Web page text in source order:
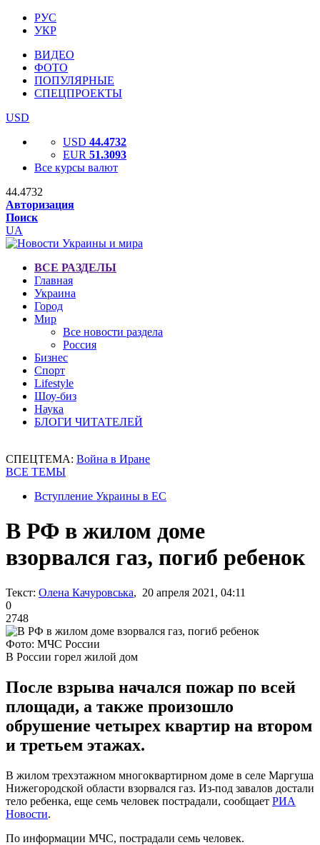
РУС
УКР
ВИДЕО
ФОТО
ПОПУЛЯРНЫЕ
СПЕЦПРОЕКТЫ
USD
USD 44.4732
EUR 51.3093
Все курсы валют
44.4732
Авторизация
Поиск
UA
ВСЕ РАЗДЕЛЫ
Главная
Украина
Город
Мир
Все новости раздела
Россия
Бизнес
Спорт
Lifestyle
Шоу-биз
Наука
БЛОГИ ЧИТАТЕЛЕЙ
СПЕЦТЕМА: Война в Иране
ВСЕ ТЕМЫ
Вступление Украины в ЕС
В РФ в жилом доме
взорвался газ, погиб ребенок
Текст: Олена Качуровська, 20 апреля 2021, 04:11
0
2748
Фото: МЧС России
В России горел жилой дом
После взрыва начался пожар по всей
площади, а также произошло
обрушение четырех квартир на втором
и третьем этажах.
В жилом трехэтажном многоквартирном доме в селе Маргуша
Нижегородской области взорвался газ. Из-под завалов достали
тело ребенка, еще семь человек пострадали, сообщает РИА
Новости.
По информации МЧС, пострадали семь человек.